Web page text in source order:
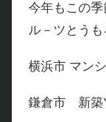
今年もこの
ル－ツとうも
横浜市 マン
鎌倉市 新築